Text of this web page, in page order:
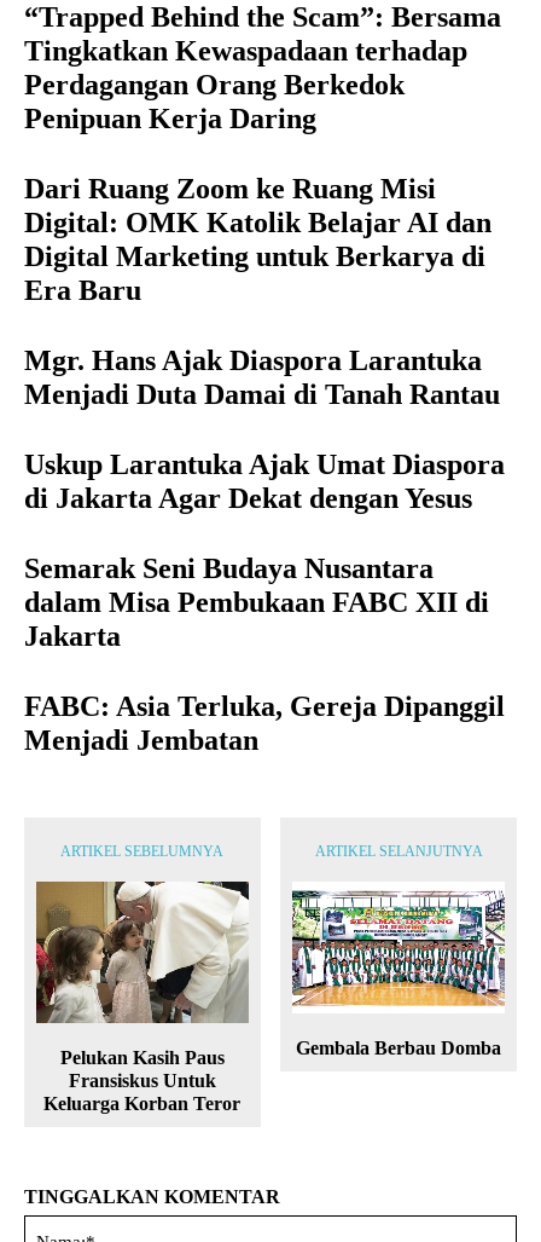
“Trapped Behind the Scam”: Bersama
Tingkatkan Kewaspadaan terhadap
Perdagangan Orang Berkedok
Penipuan Kerja Daring
Dari Ruang Zoom ke Ruang Misi
Digital: OMK Katolik Belajar AI dan
Digital Marketing untuk Berkarya di
Era Baru
Mgr. Hans Ajak Diaspora Larantuka
Menjadi Duta Damai di Tanah Rantau
Uskup Larantuka Ajak Umat Diaspora
di Jakarta Agar Dekat dengan Yesus
Semarak Seni Budaya Nusantara
dalam Misa Pembukaan FABC XII di
Jakarta
FABC: Asia Terluka, Gereja Dipanggil
Menjadi Jembatan
ARTIKEL SEBELUMNYA
Pelukan Kasih Paus
Fransiskus Untuk
Keluarga Korban Teror
ARTIKEL SELANJUTNYA
Gembala Berbau Domba
TINGGALKAN KOMENTAR